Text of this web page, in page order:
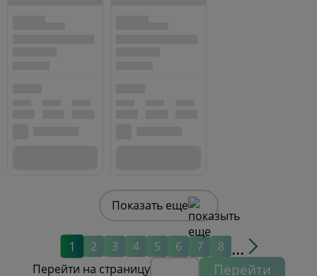
Показать еще
1 2 3 4 5 6 7 8 ...
Перейти на страницу Перейти